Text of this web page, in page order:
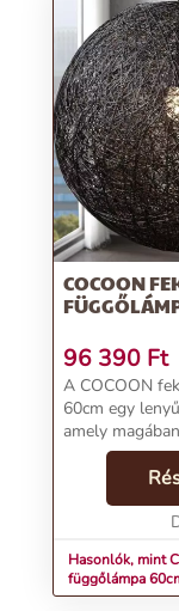
Egyedi szövés:
Modern stílus:A
Praktikus DIY
kialakításához.
Rendeld meg
További
COCOON
96 390 Ft
A COCOON
60cm egy
amely
egyediség és
akiknek
magad”
Hasonlók, mint
függőlámpa